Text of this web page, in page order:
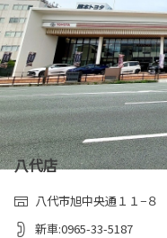
八代店
八代市旭中央通１１−８
新車:0965-33-5187